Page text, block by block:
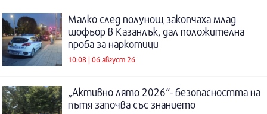
Малко след полунощ закопчаха млад
шофьор в Казанлък, дал положителна
проба за наркотици
10:08 | 06 август 26
„Активно лято 2026“- безопасността на
пътя започва със знанието